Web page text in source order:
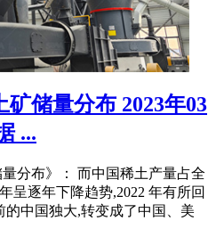
矿储量分布 2023年03
...
量分布》： 而中国稀土产量占全
呈逐年下降趋势,2022 年有所回
的中国独大,转变成了中国、美